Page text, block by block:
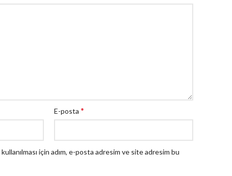
E-posta *
için adım, e-posta adresim ve site adresim bu